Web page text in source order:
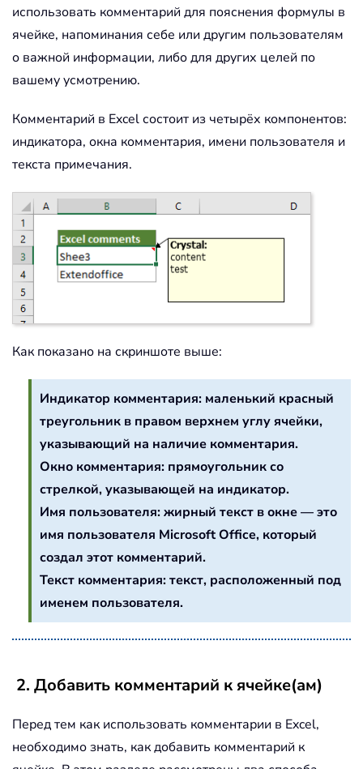
использовать комментарий для пояснения формулы в
ячейке, напоминания себе или другим пользователям
о важной информации, либо для других целей по
вашему усмотрению.
Комментарий в Excel состоит из четырёх компонентов:
индикатора, окна комментария, имени пользователя и
текста примечания.
Как показано на скриншоте выше:
Индикатор комментария: маленький красный
треугольник в правом верхнем углу ячейки,
указывающий на наличие комментария.
Окно комментария: прямоугольник со
стрелкой, указывающей на индикатор.
Имя пользователя: жирный текст в окне — это
имя пользователя Microsoft Office, который
создал этот комментарий.
Текст комментария: текст, расположенный под
именем пользователя.
2. Добавить комментарий к ячейке(ам)
Перед тем как использовать комментарии в Excel,
необходимо знать, как добавить комментарий к